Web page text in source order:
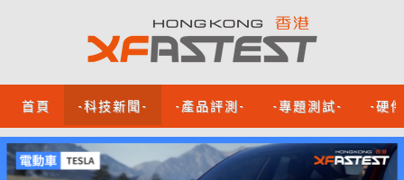
首頁 -科技新聞- -產品評測- -專題測試- -硬